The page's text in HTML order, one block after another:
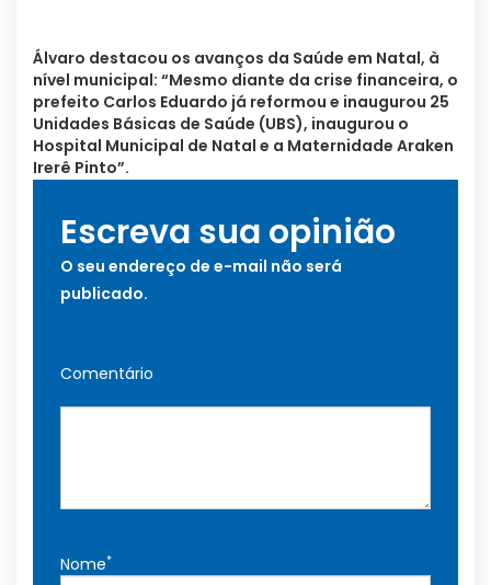
Álvaro destacou os avanços da Saúde em Natal, à
nível municipal: “Mesmo diante da crise financeira, o
prefeito Carlos Eduardo já reformou e inaugurou 25
Unidades Básicas de Saúde (UBS), inaugurou o
Hospital Municipal de Natal e a Maternidade Araken
Irerê Pinto”.
Escreva sua opinião
O seu endereço de e-mail não será
publicado.
Comentário
Nome*